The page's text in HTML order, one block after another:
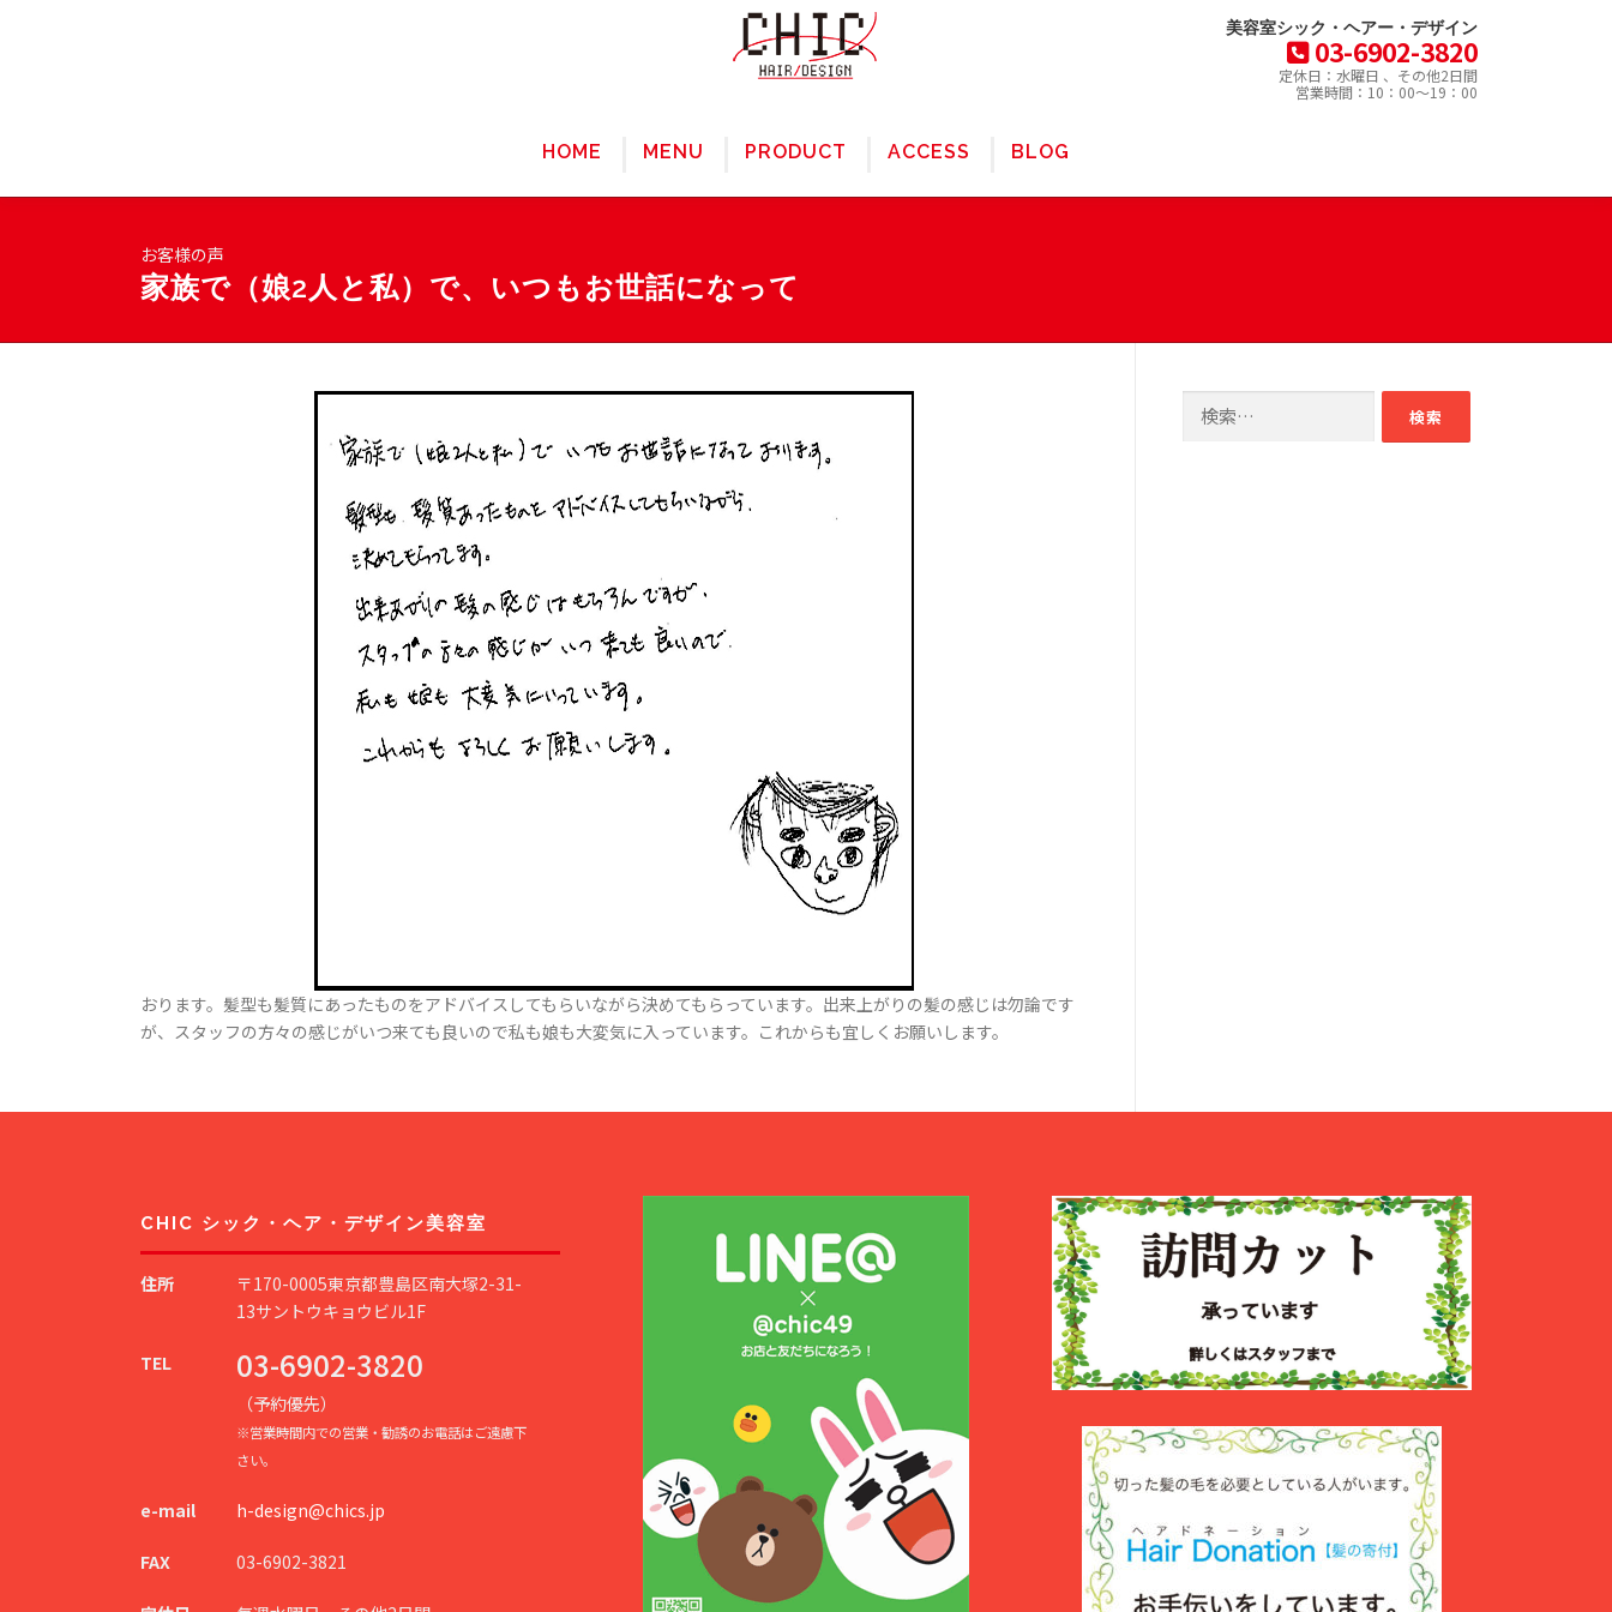
キ
美容室シック・ヘアー・デザイン
03-6902-3820
定休日：水曜日 、その他2日間
営業時間：10：00～19：00
HOME MENU PRODUCT ACCESS BLOG
お客様の声
家族で（娘2人と私）で、いつもお世話になって
おります。髪型も髪質にあったものをアドバイスしてもらいながら決めてもらっています。出来上がりの髪の感じは勿論です
が、スタッフの方々の感じがいつ来ても良いので私も娘も大変気に入っています。これからも宜しくお願いします。
CHIC シック・ヘア・デザイン美容室
住所
〒170-0005東京都豊島区南大塚2-31-
13サントウキョウビル1F
TEL 03-6902-3820
（予約優先）
※営業時間内での営業・勧誘のお電話はご遠慮下
さい。
e-mail h-design@chics.jp
FAX 03-6902-3821